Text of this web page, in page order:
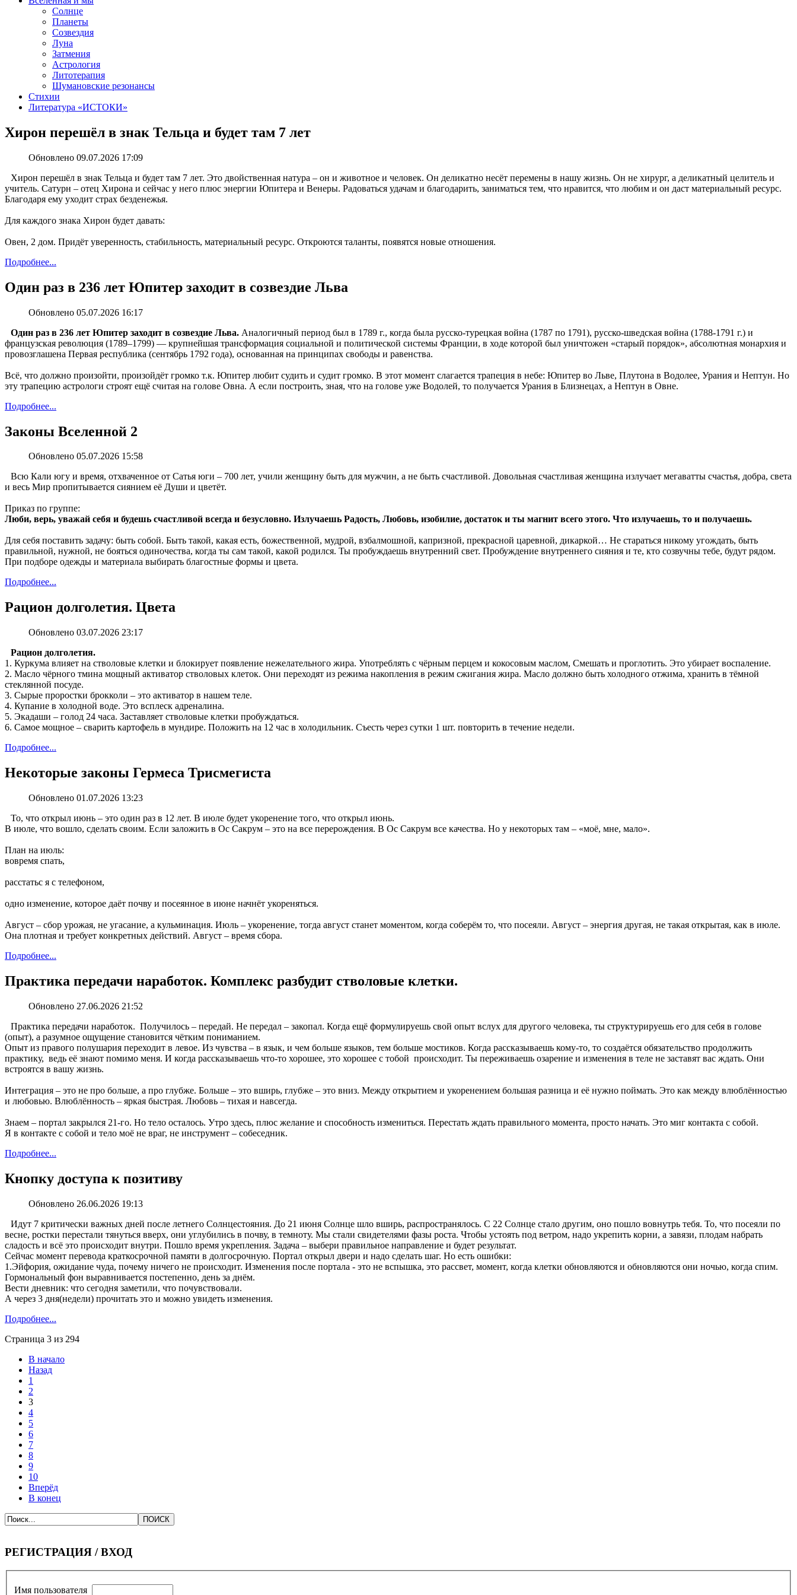
Солнце
Планеты
Созвездия
Луна
Затмения
Астрология
Литотерапия
Шумановские резонансы
Стихии
Литература «‎ИСТОКИ»‎
Хирон перешёл в знак Тельца и будет там 7 лет
Обновлено 09.07.2026 17:09
Хирон перешёл в знак Тельца и будет там 7 лет. Это двойственная натура – он и животное и человек. Он деликатно несёт перемены в нашу жизнь. Он не хирург, а деликатный целитель и
учитель. Сатурн – отец Хирона и сейчас у него плюс энергии Юпитера и Венеры. Радоваться удачам и благодарить, заниматься тем, что нравится, что любим и он даст материальный ресурс.
Благодаря ему уходит страх безденежья.
Для каждого знака Хирон будет давать:
Овен, 2 дом. Придёт уверенность, стабильность, материальный ресурс. Откроются таланты, появятся новые отношения.
Подробнее...
Один раз в 236 лет Юпитер заходит в созвездие Льва
Обновлено 05.07.2026 16:17
Один раз в 236 лет Юпитер заходит в созвездие Льва. Аналогичный период был в 1789 г., когда была русско-турецкая война (1787 по 1791), русско-шведская война (1788-1791 г.) и
французская революция (1789–1799) — крупнейшая трансформация социальной и политической системы Франции, в ходе которой был уничтожен «старый порядок», абсолютная монархия и
провозглашена Первая республика (сентябрь 1792 года), основанная на принципах свободы и равенства.
Всё, что должно произойти, произойдёт громко т.к. Юпитер любит судить и судит громко. В этот момент слагается трапеция в небе: Юпитер во Льве, Плутона в Водолее, Урания и Нептун. Но
эту трапецию астрологи строят ещё считая на голове Овна. А если построить, зная, что на голове уже Водолей, то получается Урания в Близнецах, а Нептун в Овне.
Подробнее...
Законы Вселенной 2
Обновлено 05.07.2026 15:58
Всю Кали югу и время, отхваченное от Сатья юги ‒ 700 лет, учили женщину быть для мужчин, а не быть счастливой. Довольная счастливая женщина излучает мегаватты счастья, добра, света
и весь Мир пропитывается сиянием её Души и цветёт.
Приказ по группе:
Люби, верь, уважай себя и будешь счастливой всегда и безусловно. Излучаешь Радость, Любовь, изобилие, достаток и ты магнит всего этого. Что излучаешь, то и получаешь.
Для себя поставить задачу: быть собой. Быть такой, какая есть, божественной, мудрой, взбалмошной, капризной, прекрасной царевной, дикаркой… Не стараться никому угождать, быть
правильной, нужной, не бояться одиночества, когда ты сам такой, какой родился. Ты пробуждаешь внутренний свет. Пробуждение внутреннего сияния и те, кто созвучны тебе, будут рядом.
При подборе одежды и материала выбирать благостные формы и цвета.
Подробнее...
Рацион долголетия. Цвета
Обновлено 03.07.2026 23:17
Рацион долголетия.
1. Куркума влияет на стволовые клетки и блокирует появление нежелательного жира. Употреблять с чёрным перцем и кокосовым маслом, Смешать и проглотить. Это убирает воспаление.
2. Масло чёрного тмина мощный активатор стволовых клеток. Они переходят из режима накопления в режим сжигания жира. Масло должно быть холодного отжима, хранить в тёмной
стеклянной посуде.
3. Сырые проростки брокколи ‒ это активатор в нашем теле.
4. Купание в холодной воде. Это всплеск адреналина.
5. Экадаши – голод 24 часа. Заставляет стволовые клетки пробуждаться.
6. Самое мощное – сварить картофель в мундире. Положить на 12 час в холодильник. Съесть через сутки 1 шт. повторить в течение недели.
Подробнее...
Некоторые законы Гермеса Трисмегиста
Обновлено 01.07.2026 13:23
То, что открыл июнь – это один раз в 12 лет. В июле будет укоренение того, что открыл июнь.
В июле, что вошло, сделать своим. Если заложить в Ос Сакрум – это на все перерождения. В Ос Сакрум все качества. Но у некоторых там – «моё, мне, мало».
План на июль:
вовремя спать,
расстатьс я с телефоном,
одно изменение, которое даёт почву и посеянное в июне начнёт укореняться.
Август – сбор урожая, не угасание, а кульминация. Июль – укоренение, тогда август станет моментом, когда соберём то, что посеяли. Август – энергия другая, не такая открытая, как в июле.
Она плотная и требует конкретных действий. Август – время сбора.
Подробнее...
Практика передачи наработок. Комплекс разбудит стволовые клетки.
Обновлено 27.06.2026 21:52
Практика передачи наработок. Получилось – передай. Не передал – закопал. Когда ещё формулируешь свой опыт вслух для другого человека, ты структурируешь его для себя в голове
(опыт), а разумное ощущение становится чётким пониманием.
Опыт из правого полушария переходит в левое. Из чувства ‒ в язык, и чем больше языков, тем больше мостиков. Когда рассказываешь кому-то, то создаётся обязательство продолжить
практику, ведь её знают помимо меня. И когда рассказываешь что-то хорошее, это хорошее с тобой происходит. Ты переживаешь озарение и изменения в теле не заставят вас ждать. Они
встроятся в вашу жизнь.
Интеграция – это не про больше, а про глубже. Больше – это вширь, глубже – это вниз. Между открытием и укоренением большая разница и её нужно поймать. Это как между влюблённостью
и любовью. Влюблённость – яркая быстрая. Любовь – тихая и навсегда.
Знаем ‒ портал закрылся 21-го. Но тело осталось. Утро здесь, плюс желание и способность измениться. Перестать ждать правильного момента, просто начать. Это миг контакта с собой.
Я в контакте с собой и тело моё не враг, не инструмент – собеседник.
Подробнее...
Кнопку доступа к позитиву
Обновлено 26.06.2026 19:13
Идут 7 критически важных дней после летнего Солнцестояния. До 21 июня Солнце шло вширь, распространялось. С 22 Солнце стало другим, оно пошло вовнутрь тебя. То, что посеяли по
весне, ростки перестали тянуться вверх, они углубились в почву, в темноту. Мы стали свидетелями фазы роста. Чтобы устоять под ветром, надо укрепить корни, а завязи, плодам набрать
сладость и всё это происходит внутри. Пошло время укрепления. Задача ‒ выбери правильное направление и будет результат.
Сейчас момент перевода краткосрочной памяти в долгосрочную. Портал открыл двери и надо сделать шаг. Но есть ошибки:
1.Эйфория, ожидание чуда, почему ничего не происходит. Изменения после портала - это не вспышка, это рассвет, момент, когда клетки обновляются и обновляются они ночью, когда спим.
Гормональный фон выравнивается постепенно, день за днём.
Вести дневник: что сегодня заметили, что почувствовали.
А через 3 дня(недели) прочитать это и можно увидеть изменения.
Подробнее...
Страница 3 из 294
В начало
Назад
1
2
3
4
5
6
7
8
9
10
Вперёд
В конец
РЕГИСТРАЦИЯ / ВХОД
Имя пользователя